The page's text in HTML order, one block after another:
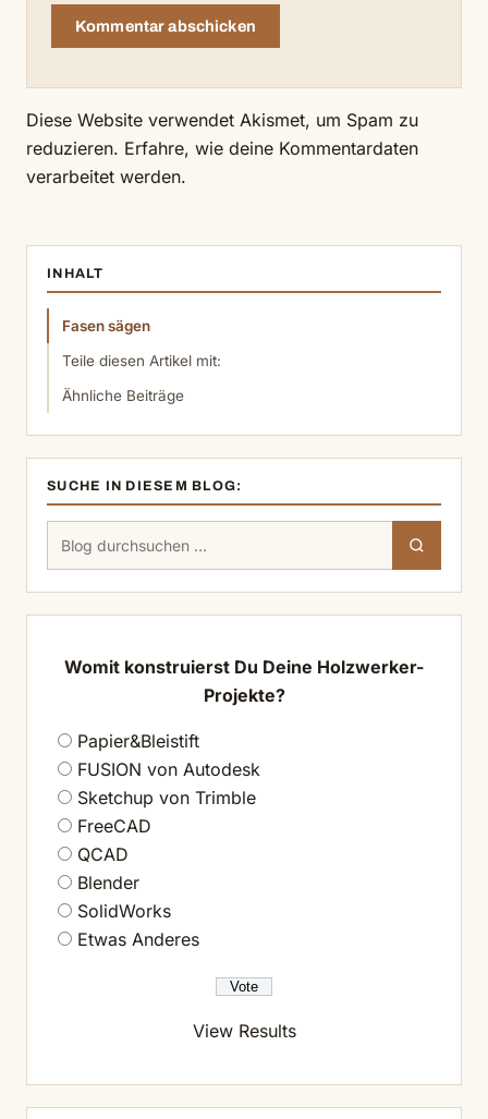
Diese Website verwendet Akismet, um Spam zu
reduzieren. Erfahre, wie deine Kommentardaten
verarbeitet werden.
INHALT
Fasen sägen
Teile diesen Artikel mit:
Ähnliche Beiträge
SUCHE IN DIESEM BLOG:
Suchen
Womit konstruierst Du Deine Holzwerker-
Projekte?
Papier&Bleistift
FUSION von Autodesk
Sketchup von Trimble
FreeCAD
QCAD
Blender
SolidWorks
Etwas Anderes
View Results